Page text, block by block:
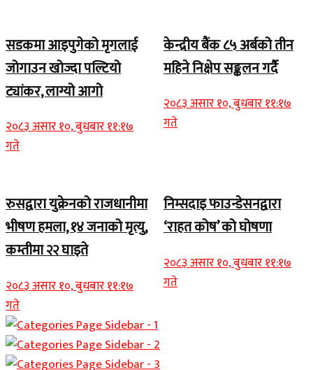
सडकमा आइपुगेको मृगलाई
जोगाउन खोज्दा पल्टियो
ट्यांकर, लाग्यो आगो
२०८३ असार १०, बुधबार ११:१७
गते
केन्द्रीय बैंक ८५ अर्बको तीन
महिने निक्षेप सङ्कलन गर्दै
२०८३ असार १०, बुधबार ११:१७
गते
रुसद्वारा युक्रेनको राजधानीमा
भीषण हमला, १४ जनाको मृत्यु,
कम्तीमा २२ घाइते
२०८३ असार १०, बुधबार ११:१७
गते
निम्सदाइ फाउन्डेसनद्वारा
‘राहत कोष’ को घोषणा
२०८३ असार १०, बुधबार ११:१७
गते